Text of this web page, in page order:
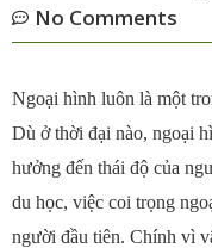
No Comments
Ngoại hình luôn là một
Dù ở thời đại nào, ngoại
hưởng đến thái độ của
du học, việc coi trọng
người đầu tiên. Chính vì